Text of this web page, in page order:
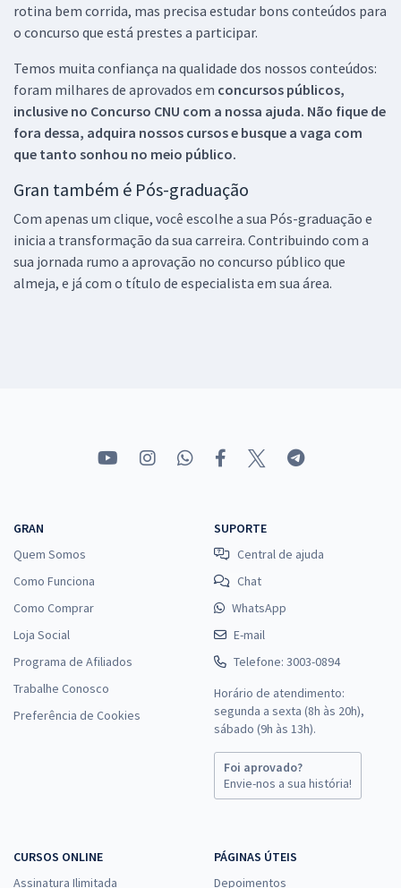
rotina bem corrida, mas precisa estudar bons conteúdos para
o concurso que está prestes a participar.
Temos muita confiança na qualidade dos nossos conteúdos:
foram milhares de aprovados em concursos públicos,
inclusive no Concurso CNU com a nossa ajuda. Não fique de
fora dessa, adquira nossos cursos e busque a vaga com
que tanto sonhou no meio público.
Gran também é Pós-graduação
Com apenas um clique, você escolhe a sua Pós-graduação e
inicia a transformação da sua carreira. Contribuindo com a
sua jornada rumo a aprovação no concurso público que
almeja, e já com o título de especialista em sua área.
GRAN
Quem Somos
Como Funciona
Como Comprar
Loja Social
Programa de Afiliados
Trabalhe Conosco
Preferência de Cookies
SUPORTE
Central de ajuda
Chat
WhatsApp
E-mail
Telefone: 3003-0894
Horário de atendimento:
segunda a sexta (8h às 20h),
sábado (9h às 13h).
Foi aprovado?
Envie-nos a sua história!
CURSOS ONLINE
Assinatura Ilimitada
PÁGINAS ÚTEIS
Depoimentos